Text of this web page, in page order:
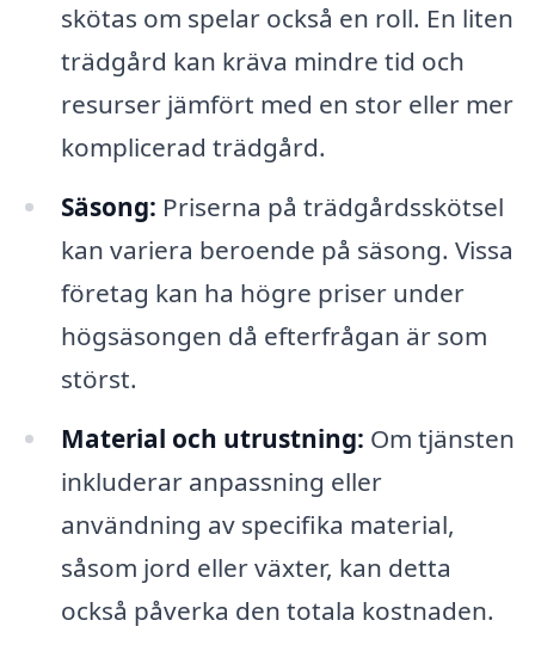
skötas om spelar också en roll. En liten
trädgård kan kräva mindre tid och
resurser jämfört med en stor eller mer
komplicerad trädgård.
Säsong: Priserna på trädgårdsskötsel
kan variera beroende på säsong. Vissa
företag kan ha högre priser under
högsäsongen då efterfrågan är som
störst.
Material och utrustning: Om tjänsten
inkluderar anpassning eller
användning av specifika material,
såsom jord eller växter, kan detta
också påverka den totala kostnaden.